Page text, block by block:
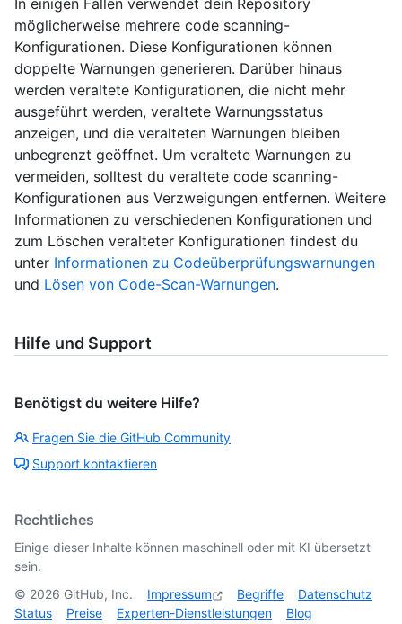
In einigen Fällen verwendet dein Repository
möglicherweise mehrere code scanning-
Konfigurationen. Diese Konfigurationen können
doppelte Warnungen generieren. Darüber hinaus
werden veraltete Konfigurationen, die nicht mehr
ausgeführt werden, veraltete Warnungsstatus
anzeigen, und die veralteten Warnungen bleiben
unbegrenzt geöffnet. Um veraltete Warnungen zu
vermeiden, solltest du veraltete code scanning-
Konfigurationen aus Verzweigungen entfernen. Weitere
Informationen zu verschiedenen Konfigurationen und
zum Löschen veralteter Konfigurationen findest du
unter Informationen zu Codeüberprüfungswarnungen
und Lösen von Code-Scan-Warnungen.
Hilfe und Support
Benötigst du weitere Hilfe?
Fragen Sie die GitHub Community
Support kontaktieren
Rechtliches
Einige dieser Inhalte können maschinell oder mit KI übersetzt
sein.
© 2026 GitHub, Inc. Impressum Begriffe
Datenschutz
Status
Preise Experten-Dienstleistungen Blog